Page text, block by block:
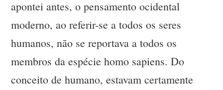
apontei antes, o pensamento ocidental
moderno, ao referir-se a todos os seres
humanos, não se reportava a todos os
membros da espécie homo sapiens. Do
conceito de humano, estavam certamente